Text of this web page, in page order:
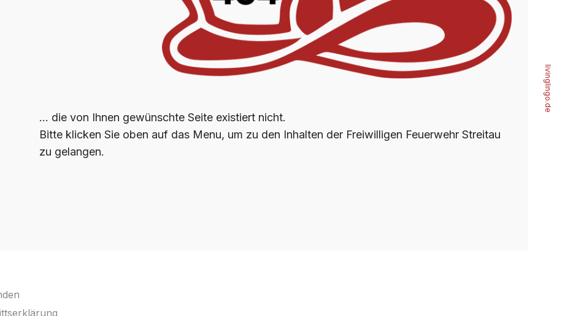
livinglingo.de
… die von Ihnen gewünschte Seite existiert nicht.
Bitte klicken Sie oben auf das Menu, um zu den Inhalten der Freiwilligen Feuerwehr Streitau
zu gelangen.